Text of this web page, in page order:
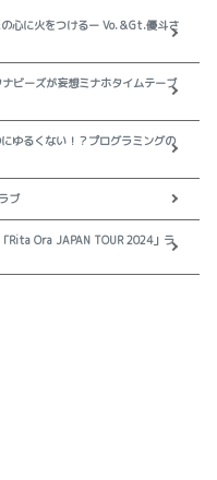
心に火をつけるー Vo.＆Gt.優斗さ
ビーズが妄想ミナホタイムテーブ
ゆるくない！？プログラミングの
ブ
Rita Ora JAPAN TOUR 2024」ラ